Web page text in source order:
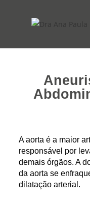
A aorta é a maior
responsável por
demais órgãos. A
da aorta se
dilatação arterial.